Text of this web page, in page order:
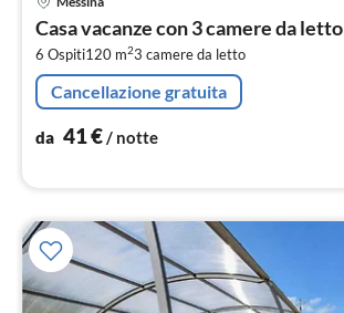
Casa vacanze con 3 camere da letto
6 Ospiti120 m23 camere da letto
Cancellazione gratuita
da 41€/ notte